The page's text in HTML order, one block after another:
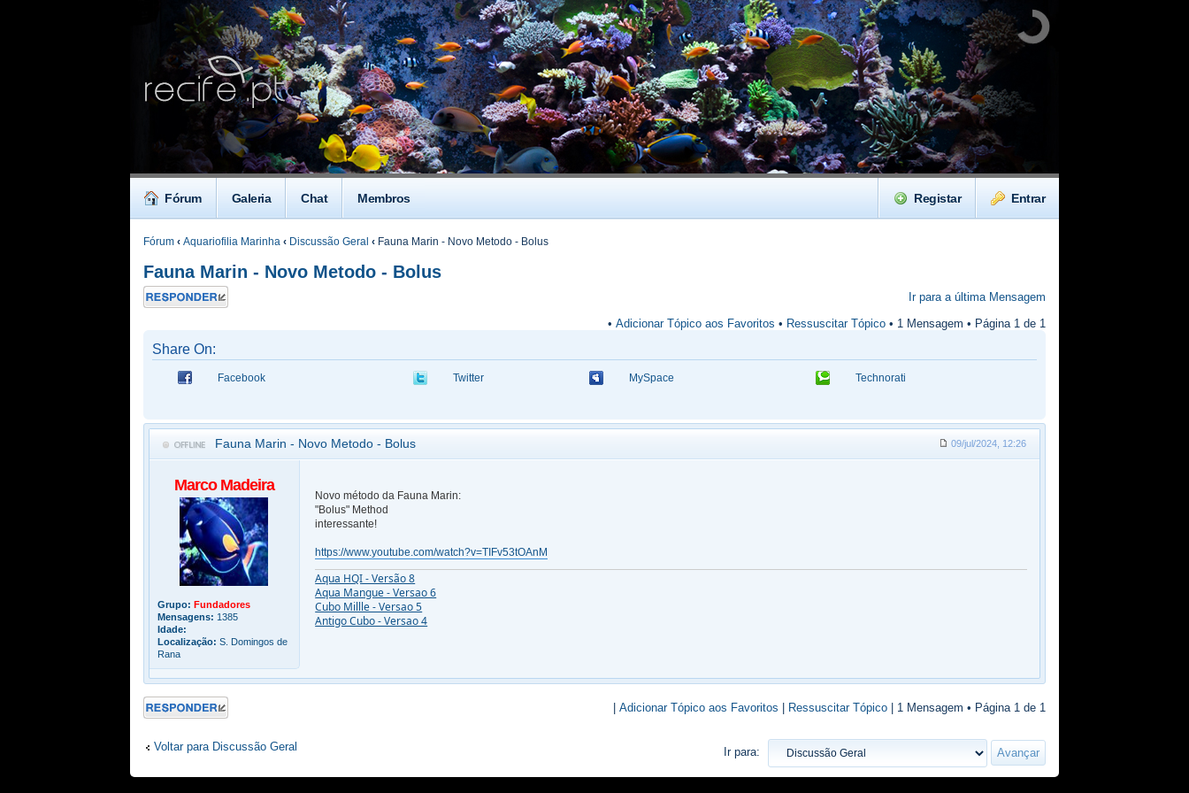
Fórum Galeria Chat Membros Entrar
Registar
Fórum ‹ Aquariofilia Marinha ‹ Discussão Geral ‹ Fauna Marin - Novo Metodo - Bolus
Fauna Marin - Novo Metodo - Bolus
Responder
Ir para a última Mensagem
• Adicionar Tópico aos Favoritos • Ressuscitar Tópico • 1 Mensagem • Página 1 de 1
Share On:
Facebook Twitter MySpace Technorati
Fauna Marin - Novo Metodo - Bolus 09/jul/2024, 12:26
Marco Madeira
Grupo: Fundadores
Mensagens: 1385
Idade:
Localização: S. Domingos de
Rana
Novo método da Fauna Marin:
"Bolus" Method
interessante!
https://www.youtube.com/watch?v=TIFv53tOAnM
Aqua HQI - Versão 8
Aqua Mangue - Versao 6
Cubo Millle - Versao 5
Antigo Cubo - Versao 4
Responder Adicionar Tópico aos Favoritos Ressuscitar Tópico | 1 Mensagem • Página 1 de 1
Voltar para Discussão Geral Ir para: